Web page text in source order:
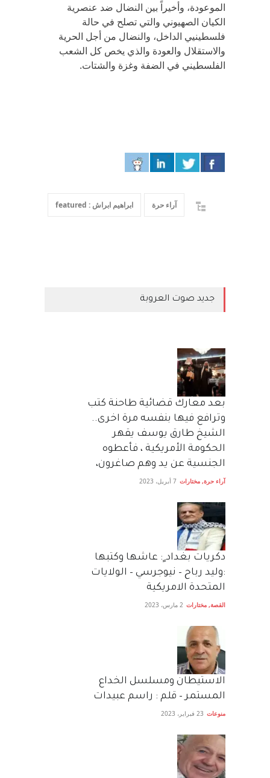
الموعودة، وأخيراً بين النضال ضد عنصرية
الكيان الصهيوني والتي تصلح في حالة
فلسطينيي الداخل، والنضال من أجل الحرية
والاستقلال والعودة والذي يخص كل الشعب
الفلسطيني في الضفة وغزة والشتات.
آراء حرة ابراهيم ابراش : featured
جديد صوت العروبة
بعد معارك قضائية طاحنة كتب
وترافع فيها بنفسه مرة اخرى..
الشيخ طارق يوسف يقهر
الحكومة الأمريكية ، فأعطوه
الجنسية عن يد وهم صاغرون،
آراء حرة, مختارات 7 أبريل، 2023
دكريات بغداد ٍ: عاشها وكتبها
:وليد رباح – نيوجرسي – الولايات
المتحدة الامريكية
القصة, مختارات 2 مارس، 2023
الاستيطان ومسلسل الخداع
المستمر – قلم : راسم عبيدات
منوعات 23 فبراير، 2023